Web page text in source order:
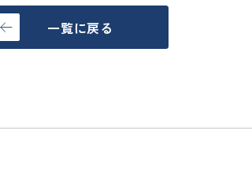
一覧に戻る